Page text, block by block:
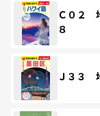
Ｃ０２
８
Ｊ３３